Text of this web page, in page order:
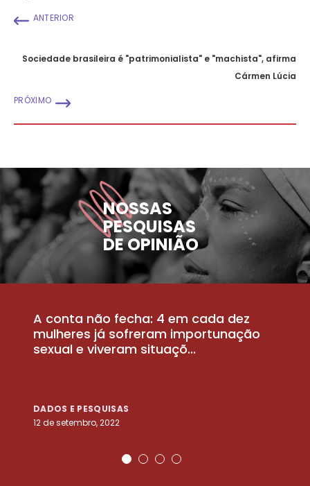
ANTERIOR
Sociedade brasileira é "patrimonialista" e "machista", afirma
Cármen Lúcia
PRÓXIMO
NOSSAS
PESQUISAS
DE OPINIÃO
A conta não fecha: 4 em cada dez
mulheres já sofreram importunação
sexual e viveram situaçõ...
DADOS E PESQUISAS
12 de setembro, 2022